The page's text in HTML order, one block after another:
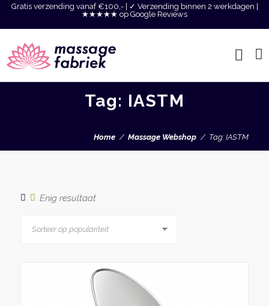
Gratis verzending vanaf €100,- | ✓ Verzending binnen 2 werkdagen |
★★★★★ op Google Reviews
Tag: IASTM
Home Massage Webshop Tag: IASTM
Enig resultaat